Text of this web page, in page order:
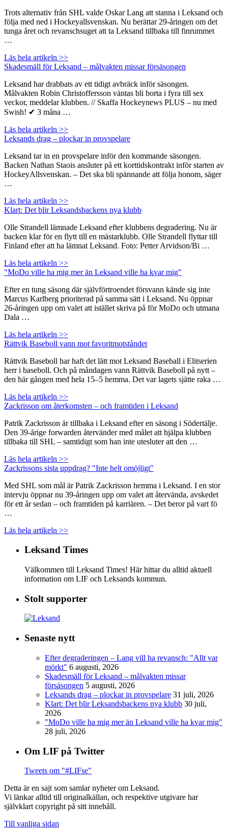
Trots alternativ från SHL valde Oskar Lang att stanna i Leksand och
följa med ned i Hockeyallsvenskan. Nu berättar 29-åringen om det
tunga året och revanschsuget att ta Leksand tillbaka till finrummet
…
Läs hela artikeln >>
Skadesmäll för Leksand – målvakten missar försäsongen
Leksand har drabbats av ett tidigt avbräck inför säsongen.
Målvakten Robin Christoffersson väntas bli borta i fyra till sex
veckor, meddelar klubben. // Skaffa Hockeynews PLUS – nu med
Swish! ✔ 3 måna …
Läs hela artikeln >>
Leksands drag – plockar in provspelare
Leksand tar in en provspelare inför den kommande säsongen.
Backen Nathan Staois ansluter på ett korttidskontrakt inför starten av
HockeyAllsvenskan. – Det ska bli spännande att följa honom, säger
…
Läs hela artikeln >>
Klart: Det blir Leksandsbackens nya klubb
Olle Strandell lämnade Leksand efter klubbens degradering. Nu är
backen klar för en flytt till en mästarklubb. Olle Strandell flyttar till
Finland efter att ha lämnat Leksand. Foto: Petter Arvidson/Bi …
Läs hela artikeln >>
"MoDo ville ha mig mer än Leksand ville ha kvar mig"
Efter en tung säsong där självförtroendet försvann kände sig inte
Marcus Karlberg prioriterad på samma sätt i Leksand. Nu öppnar
26-åringen upp om valet att istället skriva på för MoDo och utmana
Dala …
Läs hela artikeln >>
Rättvik Baseboll vann mot favoritmotståndet
Rättvik Baseboll har haft det lätt mot Leksand Baseball i Elitserien
herr i baseboll. Och på måndagen vann Rättvik Baseboll på nytt –
den här gången med hela 15–5 hemma. Det var lagets sjätte raka …
Läs hela artikeln >>
Zackrisson om återkomsten – och framtiden i Leksand
Patrik Zackrisson är tillbaka i Leksand efter en säsong i Södertälje.
Den 39-årige forwarden återvänder med målet att hjälpa klubben
tillbaka till SHL – samtidigt som han inte utesluter att den …
Läs hela artikeln >>
Zackrissons sista uppdrag? "Inte helt omöjligt"
Med SHL som mål är Patrik Zackrisson hemma i Leksand. I en stor
intervju öppnar nu 39-åringen upp om valet att återvända, avskedet
för ett år sedan – och framtiden på karriären. – Det beror på vart fö
…
Läs hela artikeln >>
Leksand Times
Välkommen till Leksand Times! Här hittar du alltid aktuell
information om LIF och Leksands kommun.
Stolt supporter
Senaste nytt
Efter degraderingen – Lang vill ha revansch: "Allt var
mörkt" 6 augusti, 2026
Skadesmäll för Leksand – målvakten missar
försäsongen 5 augusti, 2026
Leksands drag – plockar in provspelare 31 juli, 2026
Klart: Det blir Leksandsbackens nya klubb 30 juli,
2026
"MoDo ville ha mig mer än Leksand ville ha kvar mig"
28 juli, 2026
Om LIF på Twitter
Tweets om "#LIFse"
Detta är en sajt som samlar nyheter om Leksand.
Vi länkar alltid till originalkällan, och respektive utgivare har
självklart copyright på sitt innehåll.
Till vanliga sidan